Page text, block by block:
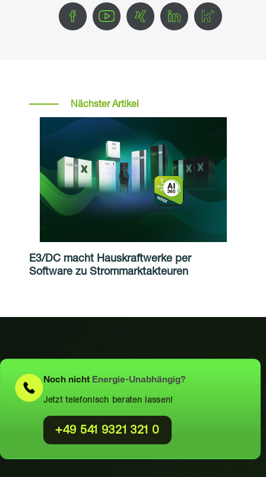
Nächster Artikel
E3/DC macht Hauskraftwerke per
Software zu Strommarktakteuren
Noch nicht Energie-Unabhängig?
Jetzt telefonisch beraten lassen!
+49 541 9321 321 0